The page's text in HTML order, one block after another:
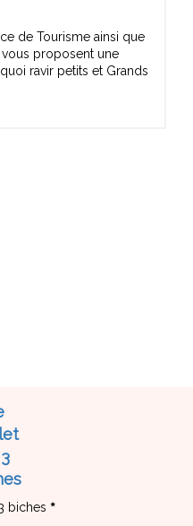
de Tourisme ainsi que
vous proposent une
ravir petits et Grands
biches